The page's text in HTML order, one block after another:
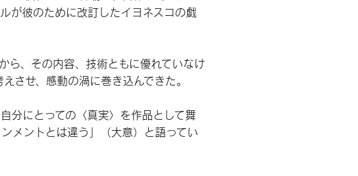
が彼のために改訂したイヨネスコの戯
ら、その内容、技術ともに優れていなけ
させ、感動の渦に巻き込んできた。
分にとっての〈真実〉を作品として舞
メントとは違う」（大意）と語ってい